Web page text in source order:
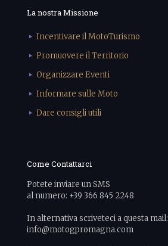
La nostra Missione
Incentivare il MotoTurismo
Promuovere il Territorio
Organizzare Eventi
Informare sulle Moto
Dare consigli utili
Come Contattarci
Potete inviare un SMS
al numero: +39 366 845 2248
In alternativa scriveteci a questa mail:
info@motogpromagna.com